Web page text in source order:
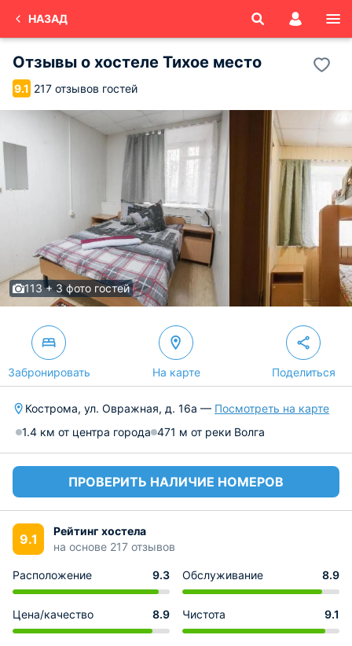
НАЗАД
Отзывы о хостеле Тихое место
9.1 217 отзывов гостей
113 + 3 фото гостей
Забронировать На карте Поделиться
Кострома, ул. Овражная, д. 16а — Посмотреть на карте
1.4 км от центра города 471 м от реки Волга
ПРОВЕРИТЬ НАЛИЧИЕ НОМЕРОВ
9.1
Рейтинг хостела
на основе 217 отзывов
Расположение 9.3 Обслуживание 8.9
Цена/качество 8.9 Чистота 9.1